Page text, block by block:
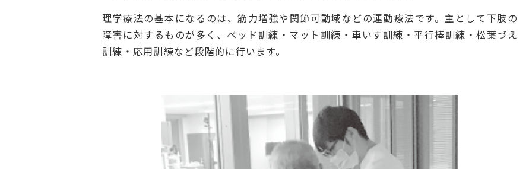
理学療法の基本になるのは、筋力増強や関節可動域などの運動療法です。主として下肢の
障害に対するものが多く、ベッド訓練・マット訓練・車いす訓練・平行棒訓練・松葉づえ
訓練・応用訓練など段階的に行います。